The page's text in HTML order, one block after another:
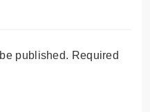
published. Required